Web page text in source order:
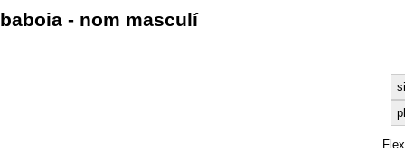
baboia - nom masculí